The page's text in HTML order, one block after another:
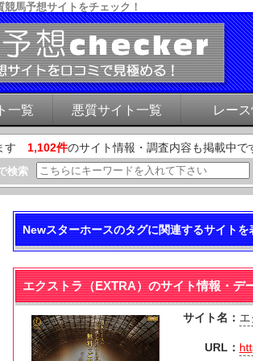
馬予想サイトをチェック！
一覧 悪質サイト一覧 レー
す 1,102件のサイト情報・調査内容も掲載中で
検索
Newスターホースのタグに関連するサイトを
エクストラ（EXTRA）のサイト情報・デ
サイト名： エ
URL：